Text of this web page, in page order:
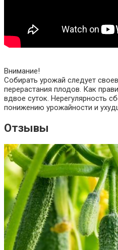
Внимание!
Собирать урожай следует
перерастания плодов. Как
вдвое суток. Нерегулярность
понижению урожайности и
Отзывы